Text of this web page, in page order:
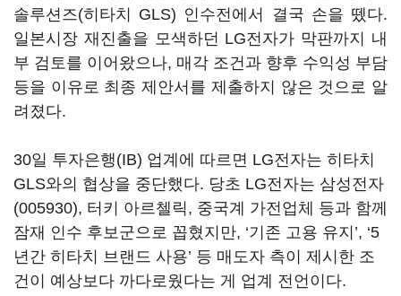
솔루션즈(히타치 GLS) 인수전에서 결국 손을 뗐다.
일본시장 재진출을 모색하던 LG전자가 막판까지 내
부 검토를 이어왔으나, 매각 조건과 향후 수익성 부담
등을 이유로 최종 제안서를 제출하지 않은 것으로 알
려졌다.
30일 투자은행(IB) 업계에 따르면 LG전자는 히타치
GLS와의 협상을 중단했다. 당초 LG전자는 삼성전자
(005930), 터키 아르첼릭, 중국계 가전업체 등과 함께
잠재 인수 후보군으로 꼽혔지만, ‘기존 고용 유지’, ‘5
년간 히타치 브랜드 사용’ 등 매도자 측이 제시한 조
건이 예상보다 까다로웠다는 게 업계 전언이다.